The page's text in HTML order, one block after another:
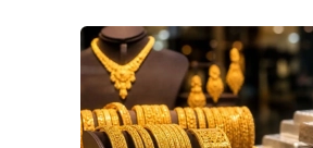
কবে হবে মেডিকেল ভর্তি পরীক্ষা,
আজকের বাজারে স্বর্ণ-রুপার